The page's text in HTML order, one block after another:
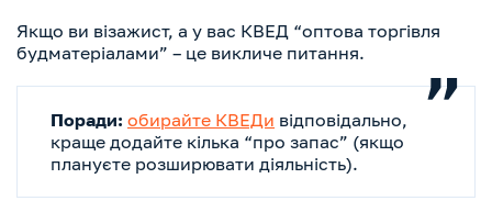
Якщо ви візажист, а у вас КВЕД “оптова торгівля
будматеріалами” – це викличе питання.
Поради: обирайте КВЕДи відповідально,
краще додайте кілька “про запас” (якщо
плануєте розширювати діяльність).